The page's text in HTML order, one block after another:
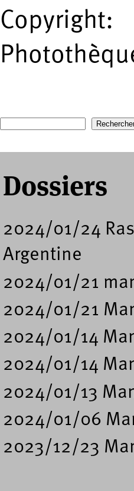
Copyright:
Formulaire de
Dossiers
2024/01/24
Argentine
2024/01/21
2024/01/21
2024/01/14
2024/01/14
2024/01/13
2024/01/06
2023/12/23